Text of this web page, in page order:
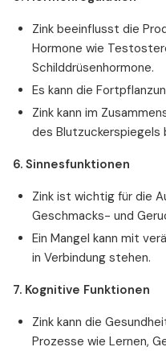
Zink beeinflusst die
Hormone wie
Schilddrüsenhormone.
Es kann die
Zink kann im
des Blutzuckerspiegels
6. Sinnesfunktionen
Zink ist wichtig für die
Geschmacks- und
Ein Mangel kann mit
in Verbindung stehen.
7. Kognitive Funktionen
Zink kann die
Prozesse wie Lernen,